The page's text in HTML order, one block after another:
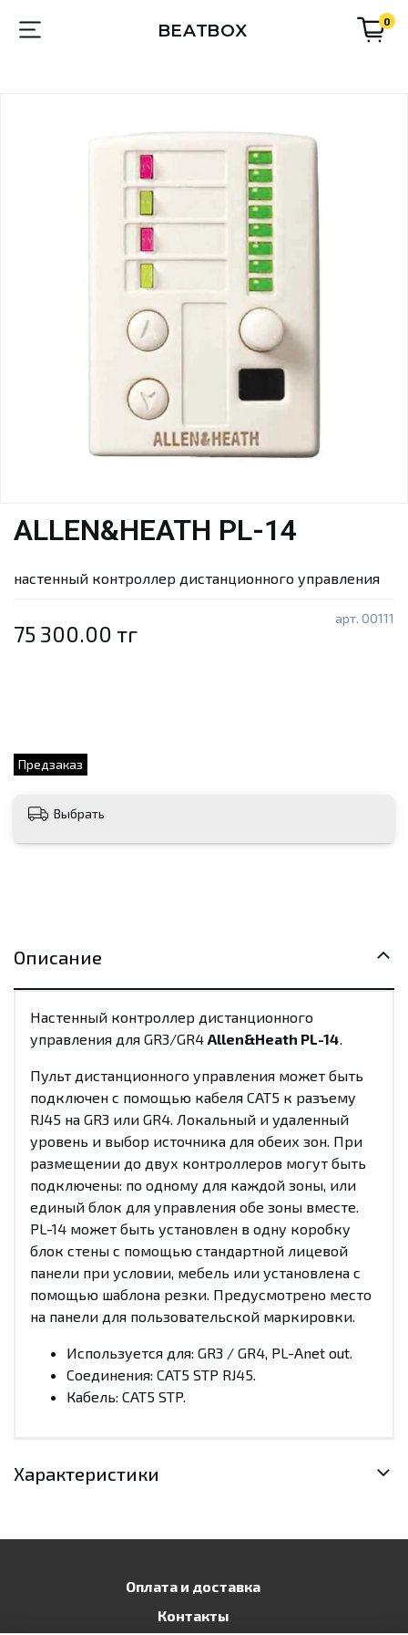
BEATBOX 0
арт. 00111
Предзаказ
ALLEN&HEATH PL-14
75 300.00 тг
настенный контроллер дистанционного управления
Выбрать
Описание
Настенный контроллер дистанционного
управления для GR3/GR4 Allen&Heath PL-14.
Пульт дистанционного управления может быть
подключен с помощью кабеля CAT5 к разъему
RJ45 на GR3 или GR4. Локальный и удаленный
уровень и выбор источника для обеих зон. При
размещении до двух контроллеров могут быть
подключены: по одному для каждой зоны, или
единый блок для управления обе зоны вместе.
PL-14 может быть установлен в одну коробку
блок стены с помощью стандартной лицевой
панели при условии, мебель или установлена с
помощью шаблона резки. Предусмотрено место
на панели для пользовательской маркировки.
Используется для: GR3 / GR4, PL-Anet out.
Соединения: CAT5 STP RJ45.
Кабель: CAT5 STP.
Характеристики
Оплата и доставка
Контакты